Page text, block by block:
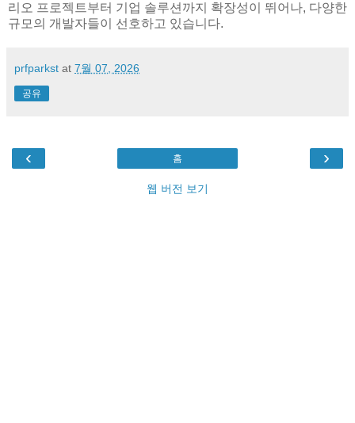
리오 프로젝트부터 기업 솔루션까지 확장성이 뛰어나, 다양한
규모의 개발자들이 선호하고 있습니다.
prfparkst at 7월 07, 2026
공유
‹ ›
홈
웹 버전 보기